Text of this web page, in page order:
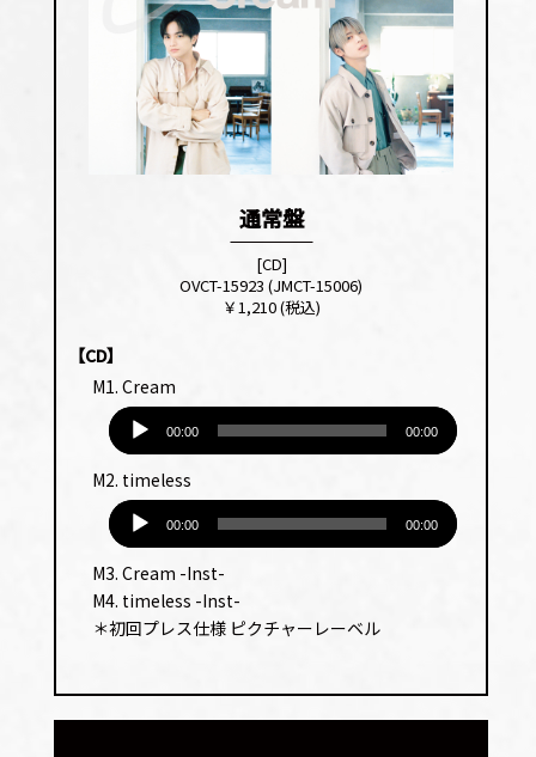
通常盤
[CD]
OVCT-15923 (JMCT-15006)
￥1,210 (税込)
【CD】
M1. Cream
レー
ヤー
00:00 00:00
M2. timeless
レー
ヤー
00:00 00:00
M3. Cream -Inst-
M4. timeless -Inst-
＊初回プレス仕様 ピクチャーレーベル